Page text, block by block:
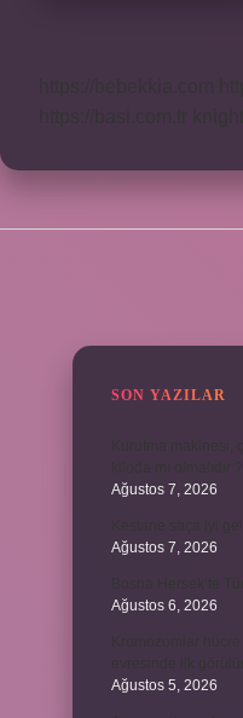
SON YAZILAR
Ağustos 7, 2026
Ağustos 7, 2026
Ağustos 6, 2026
Ağustos 5, 2026